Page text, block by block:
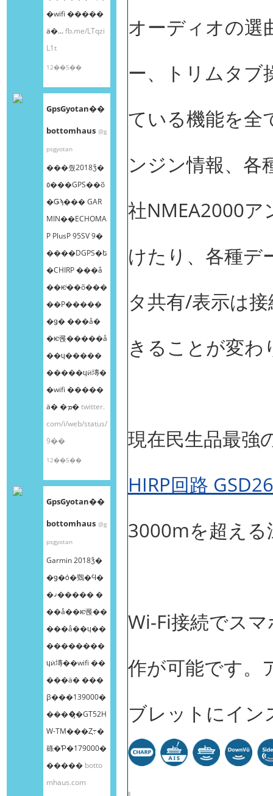
�wifi �����
ä�...fb.me/LTqzi
L1t
12��5��
GpsGyotan��
bottomhaus @g
psgyotan
���줬2018ǯ�
٥���GPS��õ
�Ǥϡ��� GAR
MIN��ECHOMA
P PlusP 95SV 9�
����DGPS�ե
�CHIRP ���å
��ѥͥ��õ���
��Ρ����ܸ�
�ǥ� ���å�
�ѥͥ롡�����å
��ɥ�����
�����ɥӥ塼�
�wifi �����
ä� �ܡ�twitter.
com/i/web/status/
9��
12��5��
GpsGyotan��
bottomhaus @g
psgyotan
Garmin 2018ǯ�
�ǥ�ȯ�䳫�Ϥ�
�ޤ����� �
��å��ѥͥ롡��
���å��ɥ��
��������
ɥӥ塼��wifi ��
���ä� ���
β���139000�
����̡�GT52H
W-TM���Ȥ߹�
碌�Ƥ�179000�
����� botto
mhaus.com
オーディオの選
ー、トリムタブ
ている機能を全
ンジン情報、各
社NMEA2000ア
けたり、各種
タ共有/表示は
きることが変わ
現在民生品最強
HIRP回路 GSD26
3000mを超え
Wi-Fi接続でス
作が可能です。
ブレットにイン